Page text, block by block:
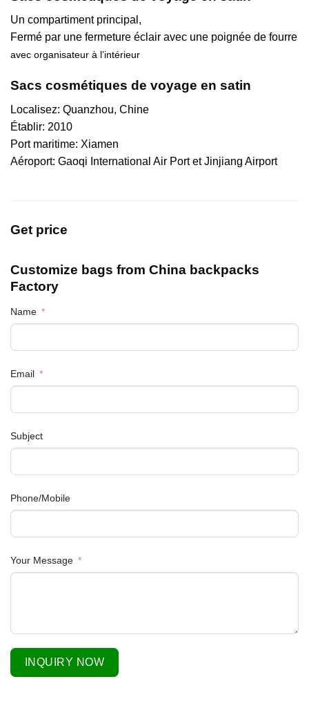
Un compartiment principal,
Fermé par une fermeture éclair avec une poignée de fourre
avec organisateur à l’intérieur
Sacs cosmétiques de voyage en satin
Localisez: Quanzhou, Chine
Établir: 2010
Port maritime: Xiamen
Aéroport: Gaoqi International Air Port et Jinjiang Airport
Get price
Customize bags from China backpacks
Factory
Name
Email
Subject
Phone/Mobile
Your Message
INQUIRY NOW